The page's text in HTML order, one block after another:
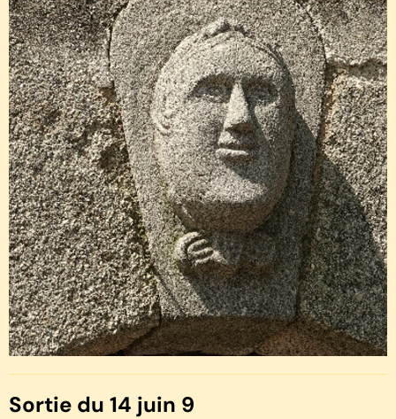
Sortie du 14 juin 9